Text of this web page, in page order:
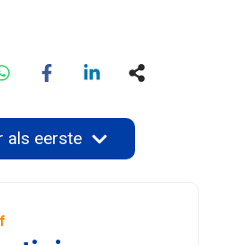
als eerste